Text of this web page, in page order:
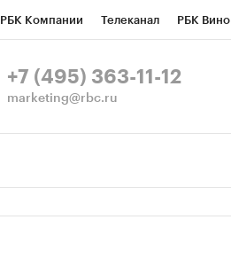
РБК Компании Телеканал РБК Вино
СПб Спецпроекты
+7 (495) 363-11-12
marketing@rbc.ru